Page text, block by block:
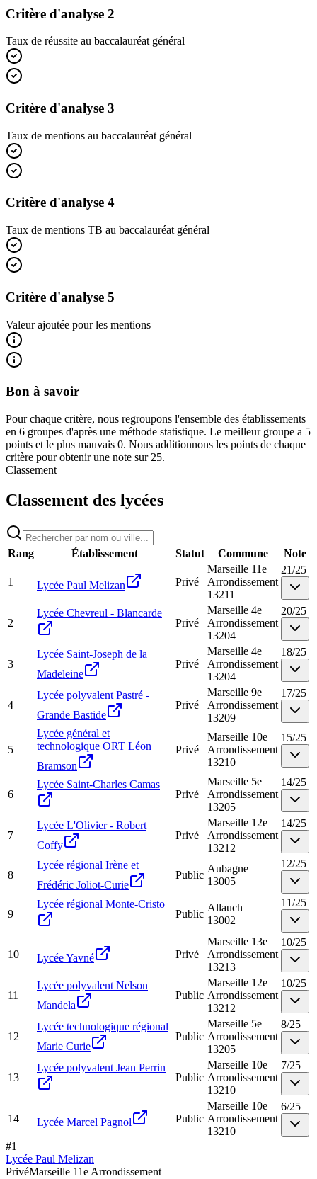
Critère d'analyse 2
Taux de réussite au baccalauréat général
Critère d'analyse 3
Taux de mentions au baccalauréat général
Critère d'analyse 4
Taux de mentions TB au baccalauréat général
Critère d'analyse 5
Valeur ajoutée pour les mentions
Bon à savoir
Pour chaque critère, nous regroupons l'ensemble des établissements
en 6 groupes d'après une méthode statistique. Le meilleur groupe a 5
points et le plus mauvais 0. Nous additionnons les points de chaque
critère pour obtenir une note sur 25.
Classement
Classement des lycées
Rang Établissement Statut Commune Note
1 Lycée Paul Melizan Privé
Marseille 11e
Arrondissement
13211
21/25
2
Lycée Chevreul - Blancarde
Privé
Marseille 4e
Arrondissement
13204
20/25
3
Lycée Saint-Joseph de la
Madeleine
Privé
Marseille 4e
Arrondissement
13204
18/25
4
Lycée polyvalent Pastré -
Grande Bastide
Privé
Marseille 9e
Arrondissement
13209
17/25
5
Lycée général et
technologique ORT Léon
Bramson
Privé
Marseille 10e
Arrondissement
13210
15/25
6
Lycée Saint-Charles Camas
Privé
Marseille 5e
Arrondissement
13205
14/25
7
Lycée L'Olivier - Robert
Coffy
Privé
Marseille 12e
Arrondissement
13212
14/25
8
Lycée régional Irène et
Frédéric Joliot-Curie
Public
Aubagne
13005
12/25
9
Lycée régional Monte-Cristo
Public
Allauch
13002
11/25
10 Lycée Yavné Privé
Marseille 13e
Arrondissement
13213
10/25
11
Lycée polyvalent Nelson
Mandela
Public
Marseille 12e
Arrondissement
13212
10/25
12
Lycée technologique régional
Marie Curie
Public
Marseille 5e
Arrondissement
13205
8/25
13
Lycée polyvalent Jean Perrin
Public
Marseille 10e
Arrondissement
13210
7/25
14 Lycée Marcel Pagnol Public
Marseille 10e
Arrondissement
13210
6/25
#1
Lycée Paul Melizan
PrivéMarseille 11e Arrondissement